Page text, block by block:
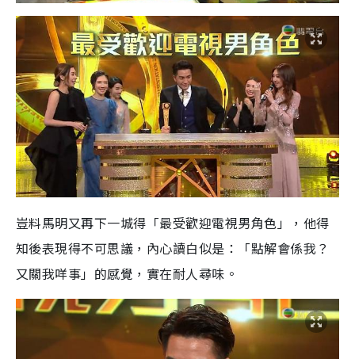
豈料馬明又再下一城得「最受歡迎電視男角色」，他得
知後表現得不可思議，內心讀白似是：「點解會係我？
又關我咩事」的感覺，實在耐人尋味。